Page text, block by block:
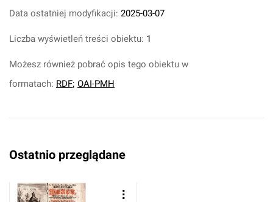
Data ostatniej modyfikacji: 2025-03-07
Liczba wyświetleń treści obiektu: 1
Możesz również pobrać opis tego obiektu w
formatach: RDF; OAI-PMH
Ostatnio przeglądane